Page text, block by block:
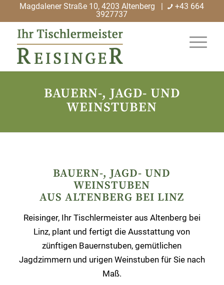
Magdalener Straße 10, 4203 Altenberg |
+43 664
3927737
BAUERN-, JAGD- UND
WEINSTUBEN
BAUERN-, JAGD- UND
WEINSTUBEN
AUS ALTENBERG BEI LINZ
Reisinger, Ihr Tischlermeister aus Altenberg bei
Linz, plant und fertigt die Ausstattung von
zünftigen Bauernstuben, gemütlichen
Jagdzimmern und urigen Weinstuben für Sie nach
Maß.